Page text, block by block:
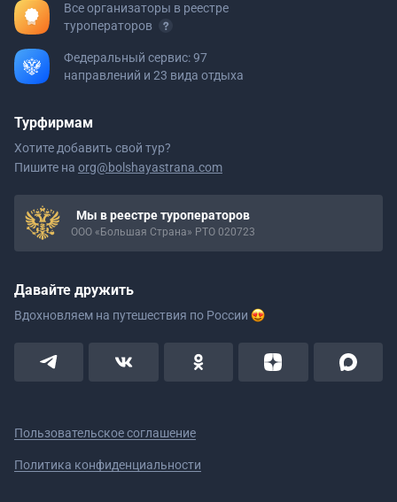
Все организаторы в реестре
туроператоров
Федеральный сервис: 97
направлений и 23 вида отдыха
Турфирмам
Хотите добавить свой тур?
Пишите на org@bolshayastrana.com
Мы в реестре туроператоров
ООО «Большая Страна» РТО 020723
Давайте дружить
Вдохновляем на путешествия по России
Пользовательское соглашение
Политика конфиденциальности